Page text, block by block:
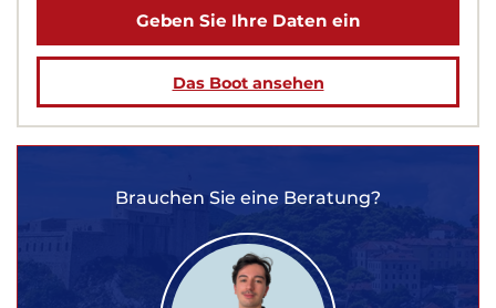
Geben Sie Ihre Daten ein
Das Boot ansehen
Brauchen Sie eine Beratung?